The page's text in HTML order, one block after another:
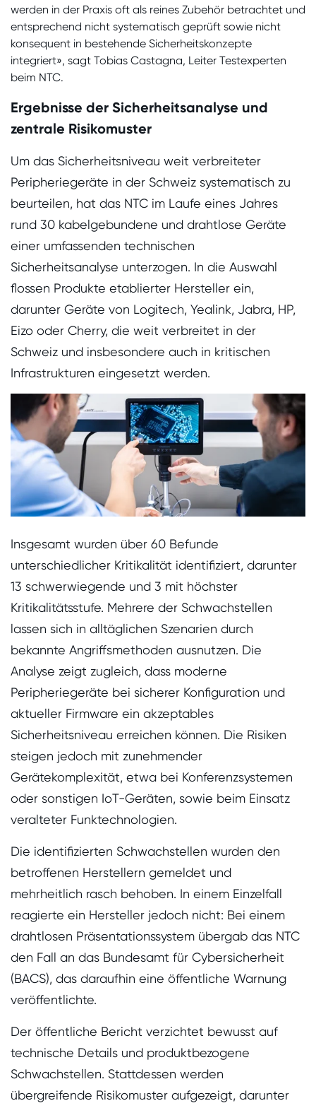
werden in der Praxis oft als reines Zubehör betrachtet und
entsprechend nicht systematisch geprüft sowie nicht
konsequent in bestehende Sicherheitskonzepte
integriert», sagt Tobias Castagna, Leiter Testexperten
beim NTC.
Ergebnisse der Sicherheitsanalyse und
zentrale Risikomuster
Um das Sicherheitsniveau weit verbreiteter
Peripheriegeräte in der Schweiz systematisch zu
beurteilen, hat das NTC im Laufe eines Jahres
rund 30 kabelgebundene und drahtlose Geräte
einer umfassenden technischen
Sicherheitsanalyse unterzogen. In die Auswahl
flossen Produkte etablierter Hersteller ein,
darunter Geräte von Logitech, Yealink, Jabra, HP,
Eizo oder Cherry, die weit verbreitet in der
Schweiz und insbesondere auch in kritischen
Infrastrukturen eingesetzt werden.
Insgesamt wurden über 60 Befunde
unterschiedlicher Kritikalität identifiziert, darunter
13 schwerwiegende und 3 mit höchster
Kritikalitätsstufe. Mehrere der Schwachstellen
lassen sich in alltäglichen Szenarien durch
bekannte Angriffsmethoden ausnutzen. Die
Analyse zeigt zugleich, dass moderne
Peripheriegeräte bei sicherer Konfiguration und
aktueller Firmware ein akzeptables
Sicherheitsniveau erreichen können. Die Risiken
steigen jedoch mit zunehmender
Gerätekomplexität, etwa bei Konferenzsystemen
oder sonstigen IoT-Geräten, sowie beim Einsatz
veralteter Funktechnologien.
Die identifizierten Schwachstellen wurden den
betroffenen Herstellern gemeldet und
mehrheitlich rasch behoben. In einem Einzelfall
reagierte ein Hersteller jedoch nicht: Bei einem
drahtlosen Präsentationssystem übergab das NTC
den Fall an das Bundesamt für Cybersicherheit
(BACS), das daraufhin eine öffentliche Warnung
veröffentlichte.
Der öffentliche Bericht verzichtet bewusst auf
technische Details und produktbezogene
Schwachstellen. Stattdessen werden
übergreifende Risikomuster aufgezeigt, darunter